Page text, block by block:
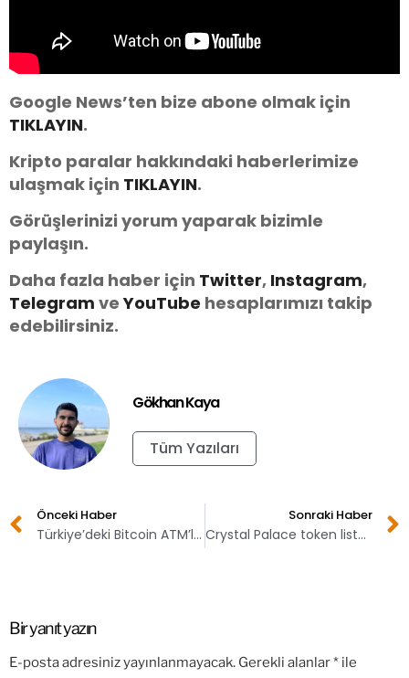
Google News’ten bize abone olmak için
TIKLAYIN.
Kripto paralar hakkındaki haberlerimize
ulaşmak için TIKLAYIN.
Görüşlerinizi yorum yaparak bizimle
paylaşın.
Daha fazla haber için Twitter, Instagram,
Telegram veYouTube hesaplarımızı takip
edebilirsiniz.
Gökhan Kaya
Tüm Yazıları
Önceki Haber
Türkiye’deki Bitcoin ATM’lerinin sayısı – Ekim 2022
Sonraki Haber
Crystal Palace token listeleniyor!
Bir yanıt yazın
E-posta adresiniz yayınlanmayacak. Gerekli alanlar* ile